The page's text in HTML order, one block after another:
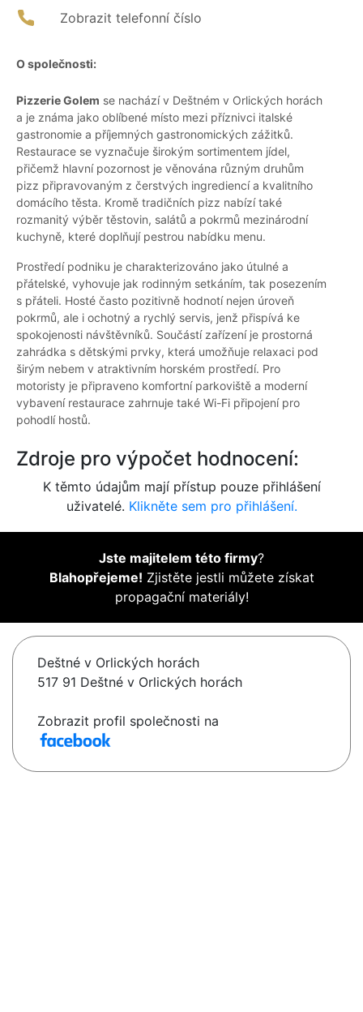
Zobrazit telefonní číslo
O společnosti:
Pizzerie Golem se nachází v Deštném v Orlických horách
a je známa jako oblíbené místo mezi příznivci italské
gastronomie a příjemných gastronomických zážitků.
Restaurace se vyznačuje širokým sortimentem jídel,
přičemž hlavní pozornost je věnována různým druhům
pizz připravovaným z čerstvých ingrediencí a kvalitního
domácího těsta. Kromě tradičních pizz nabízí také
rozmanitý výběr těstovin, salátů a pokrmů mezinárodní
kuchyně, které doplňují pestrou nabídku menu.
Prostředí podniku je charakterizováno jako útulné a
přátelské, vyhovuje jak rodinným setkáním, tak posezením
s přáteli. Hosté často pozitivně hodnotí nejen úroveň
pokrmů, ale i ochotný a rychlý servis, jenž přispívá ke
spokojenosti návštěvníků. Součástí zařízení je prostorná
zahrádka s dětskými prvky, která umožňuje relaxaci pod
širým nebem v atraktivním horském prostředí. Pro
motoristy je připraveno komfortní parkoviště a moderní
vybavení restaurace zahrnuje také Wi-Fi připojení pro
pohodlí hostů.
Zdroje pro výpočet hodnocení:
K těmto údajům mají přístup pouze přihlášení
uživatelé. Klikněte sem pro přihlášení.
Jste majitelem této firmy?
Blahopřejeme! Zjistěte jestli můžete získat
propagační materiály!
Deštné v Orlických horách
517 91 Deštné v Orlických horách
Zobrazit profil společnosti na